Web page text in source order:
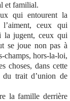
et familial.
qui entourent la
ceux qui
la jugent, ceux qui
se joue non pas à
champs, hors-la-loi,
choses, dans cette
trait d’union de
la famille derrière